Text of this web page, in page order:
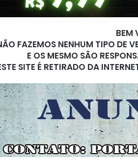
BEM
FAZEMOS NENHUM TIPO DE
E OS MESMO SÃO
SITE É RETIRADO DA